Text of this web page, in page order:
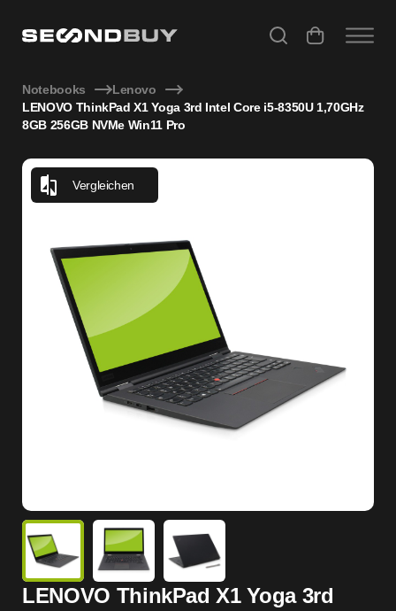
Notebooks
Lenovo
LENOVO ThinkPad X1 Yoga 3rd Intel Core i5-8350U 1,70GHz
8GB 256GB NVMe Win11 Pro
Vergleichen
LENOVO ThinkPad X1 Yoga 3rd